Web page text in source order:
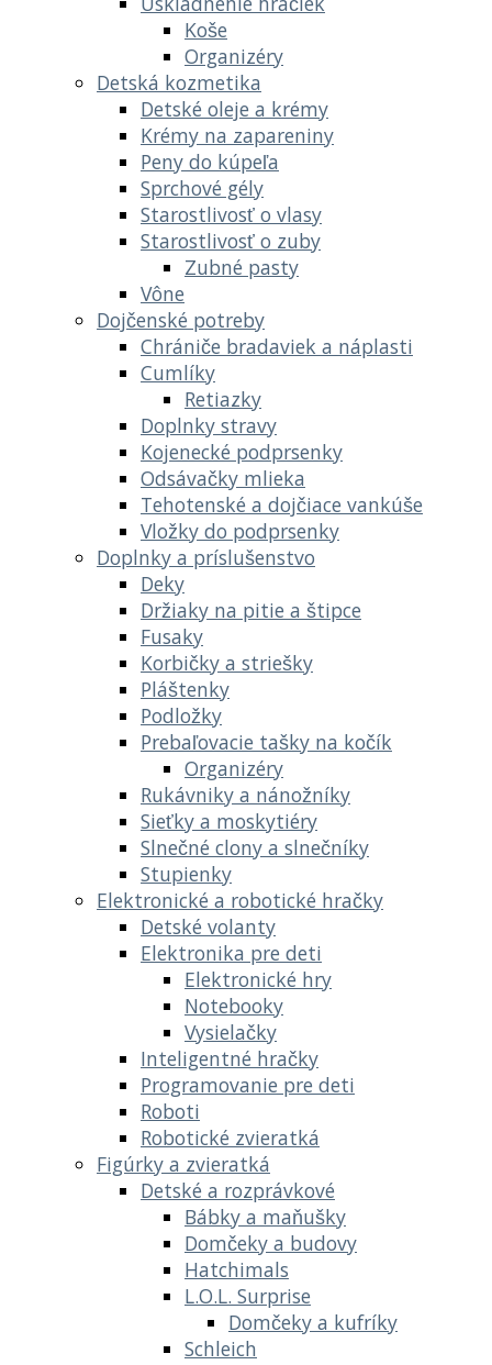
Koše
Organizéry
Detská kozmetika
Detské oleje a krémy
Krémy na zapareniny
Peny do kúpeľa
Sprchové gély
Starostlivosť o vlasy
Starostlivosť o zuby
Zubné pasty
Vône
Dojčenské potreby
Chrániče bradaviek a náplasti
Cumlíky
Retiazky
Doplnky stravy
Kojenecké podprsenky
Odsávačky mlieka
Tehotenské a dojčiace vankúše
Vložky do podprsenky
Doplnky a príslušenstvo
Deky
Držiaky na pitie a štipce
Fusaky
Korbičky a striešky
Pláštenky
Podložky
Prebaľovacie tašky na kočík
Organizéry
Rukávniky a nánožníky
Sieťky a moskytiéry
Slnečné clony a slnečníky
Stupienky
Elektronické a robotické hračky
Detské volanty
Elektronika pre deti
Elektronické hry
Notebooky
Vysielačky
Inteligentné hračky
Programovanie pre deti
Roboti
Robotické zvieratká
Figúrky a zvieratká
Detské a rozprávkové
Bábky a maňušky
Domčeky a budovy
Hatchimals
L.O.L. Surprise
Domčeky a kufríky
Schleich